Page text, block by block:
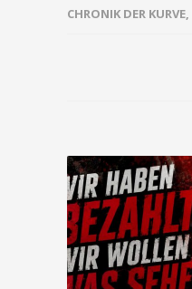
CHRONIK DER KURVE,